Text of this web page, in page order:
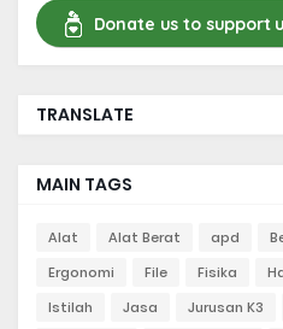
Donate us to support
TRANSLATE
MAIN TAGS
Alat Alat Berat apd
Ergonomi
File Fisika
Istilah
Jasa Jurusan K3